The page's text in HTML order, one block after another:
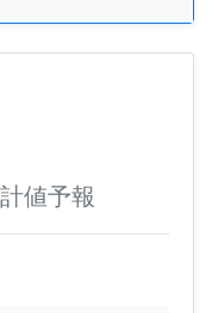
値予報